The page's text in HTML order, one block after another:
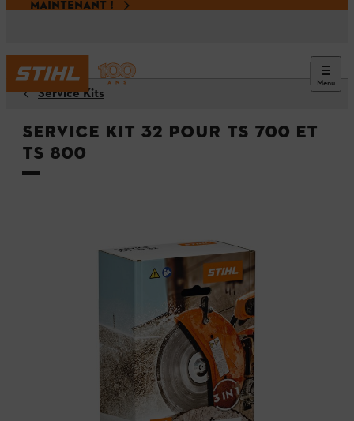
MAINTENANT !
Menu
Service Kits
Service Kit 32 pour TS 700 et
TS 800